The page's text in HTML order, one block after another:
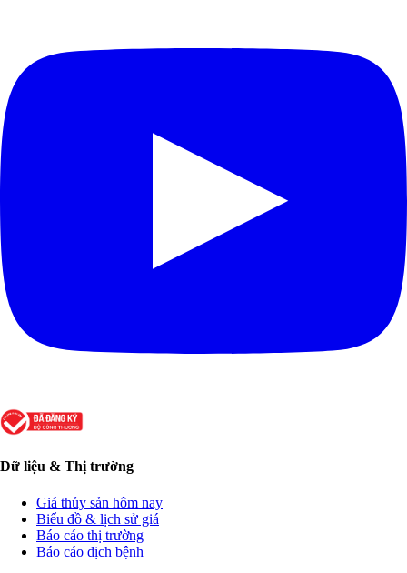
Dữ liệu & Thị trường
Giá thủy sản hôm nay
Biểu đồ & lịch sử giá
Báo cáo thị trường
Báo cáo dịch bệnh